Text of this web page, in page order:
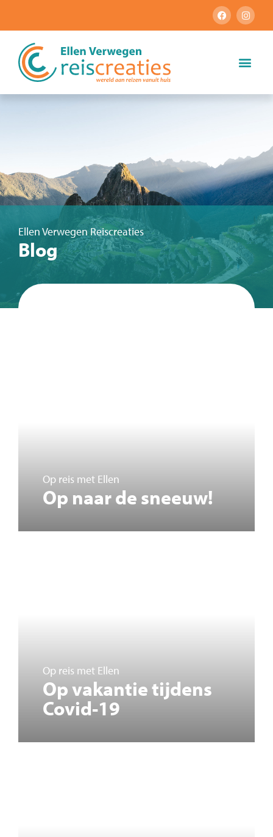
Ellen Verwegen Reiscreaties
Blog
Op reis met Ellen
Op naar de sneeuw!
Op reis met Ellen
Op vakantie tijdens
Covid-19